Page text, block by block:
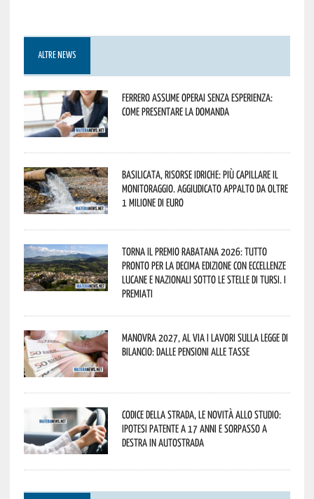
ALTRE NEWS
Ferrero assume operai senza esperienza:
come presentare la domanda
Basilicata, Risorse idriche: più capillare il
monitoraggio. Aggiudicato appalto da oltre
1 milione di euro
Torna il Premio Rabatana 2026: tutto
pronto per la decima edizione con eccellenze
lucane e nazionali sotto le stelle di Tursi. I
premiati
Manovra 2027, al via i lavori sulla Legge di
Bilancio: dalle pensioni alle tasse
Codice della strada, le novità allo studio:
ipotesi patente a 17 anni e sorpasso a
destra in autostrada